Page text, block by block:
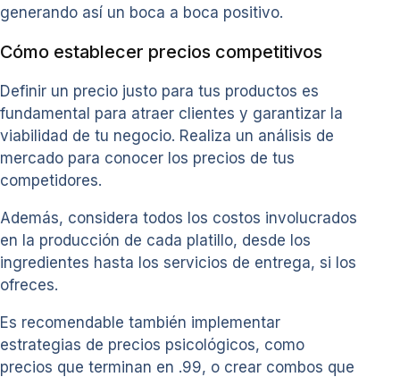
generando así un boca a boca positivo.
Cómo establecer precios competitivos
Definir un precio justo para tus productos es
fundamental para atraer clientes y garantizar la
viabilidad de tu negocio. Realiza un análisis de
mercado para conocer los precios de tus
competidores.
Además, considera todos los costos involucrados
en la producción de cada platillo, desde los
ingredientes hasta los servicios de entrega, si los
ofreces.
Es recomendable también implementar
estrategias de precios psicológicos, como
precios que terminan en .99, o crear combos que